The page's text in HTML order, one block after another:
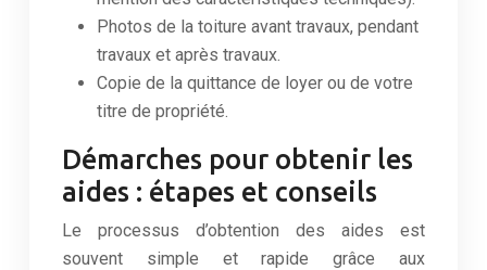
Photos de la toiture avant travaux, pendant
travaux et après travaux.
Copie de la quittance de loyer ou de votre
titre de propriété.
Démarches pour obtenir les
aides : étapes et conseils
Le processus d’obtention des aides est
souvent simple et rapide grâce aux